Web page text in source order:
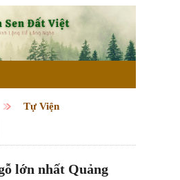
Tự Viện
lớn nhất Quảng